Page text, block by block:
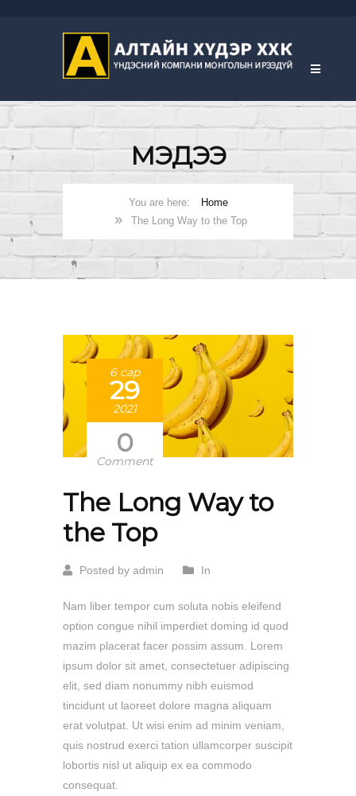
МЭДЭЭ
Home
The Long Way to the Top
6 сар
29
2021
0
Comment
The Long Way to
the Top
Posted by admin In
Nam liber tempor cum soluta nobis eleifend
option congue nihil imperdiet doming id quod
mazim placerat facer possim assum. Lorem
ipsum dolor sit amet, consectetuer adipiscing
elit, sed diam nonummy nibh euismod
tincidunt ut laoreet dolore magna aliquam
erat volutpat. Ut wisi enim ad minim veniam,
quis nostrud exerci tation ullamcorper suscipit
lobortis nisl ut aliquip ex ea commodo
consequat.